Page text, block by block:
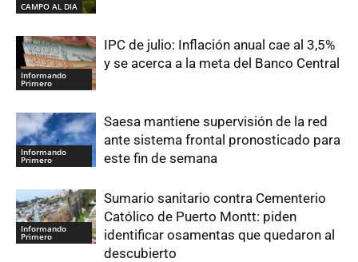
CAMPO AL DIA
Informando
Primero
IPC de julio: Inflación anual cae al 3,5%
y se acerca a la meta del Banco Central
Informando
Primero
Saesa mantiene supervisión de la red
ante sistema frontal pronosticado para
este fin de semana
Informando
Primero
Sumario sanitario contra Cementerio
Católico de Puerto Montt: piden
identificar osamentas que quedaron al
descubierto